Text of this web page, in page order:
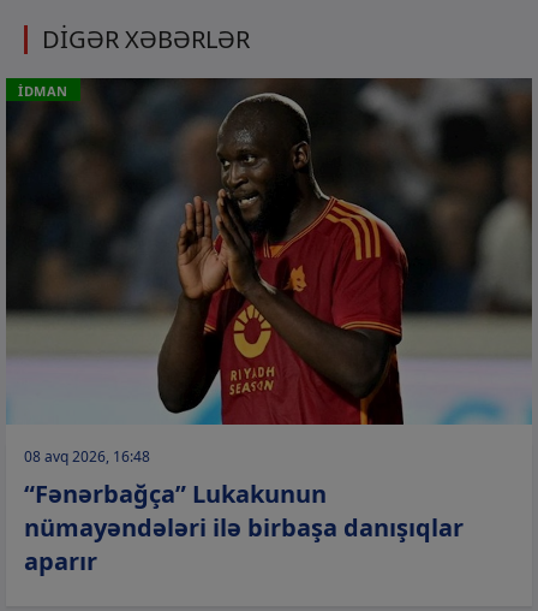
DİGƏR XƏBƏRLƏR
İDMAN
08 avq 2026, 16:48
“Fənərbağça” Lukakunun
nümayəndələri ilə birbaşa danışıqlar
aparır